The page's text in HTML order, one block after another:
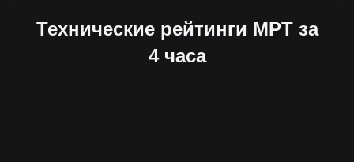
Технические рейтинги MPT за
4 часа